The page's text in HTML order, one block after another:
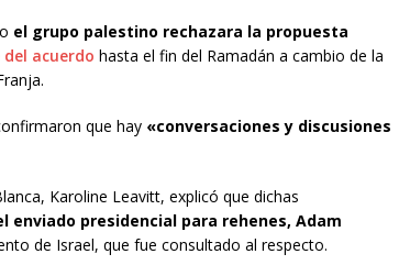
el grupo palestino rechazara la propuesta
acuerdo hasta el fin del Ramadán a cambio de la
que hay «conversaciones y discusiones
Karoline Leavitt, explicó que dichas
enviado presidencial para rehenes, Adam
de Israel, que fue consultado al respecto.